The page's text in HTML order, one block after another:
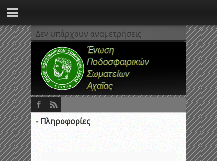
Δεν υπάρχουν αναμετρήσεις
- Πληροφορίες